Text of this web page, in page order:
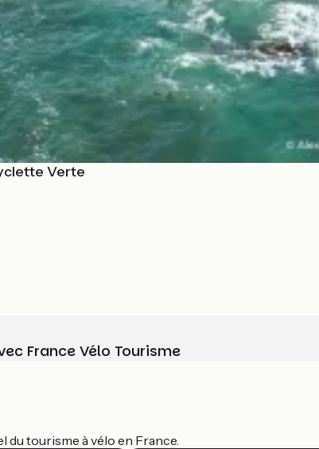
Verte
France Vélo Tourisme
du tourisme à vélo en France.